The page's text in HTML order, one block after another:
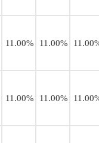
11.00% 11.00%
11.00% 11.00%